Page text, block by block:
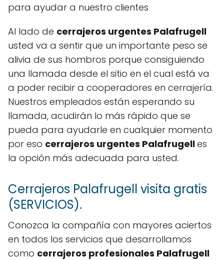
para ayudar a nuestro clientes
Al lado de cerrajeros urgentes Palafrugell
usted va a sentir que un importante peso se
alivia de sus hombros porque consiguiendo
una llamada desde el sitio en el cual está va
a poder recibir a cooperadores en cerrajería.
Nuestros empleados están esperando su
llamada, acudirán lo más rápido que se
pueda para ayudarle en cualquier momento
por eso cerrajeros urgentes Palafrugelles
la opción más adecuada para usted.
Cerrajeros Palafrugell visita gratis
(SERVICIOS).
Conozca la compañía con mayores aciertos
en todos los servicios que desarrollamos
como cerrajeros profesionales Palafrugell